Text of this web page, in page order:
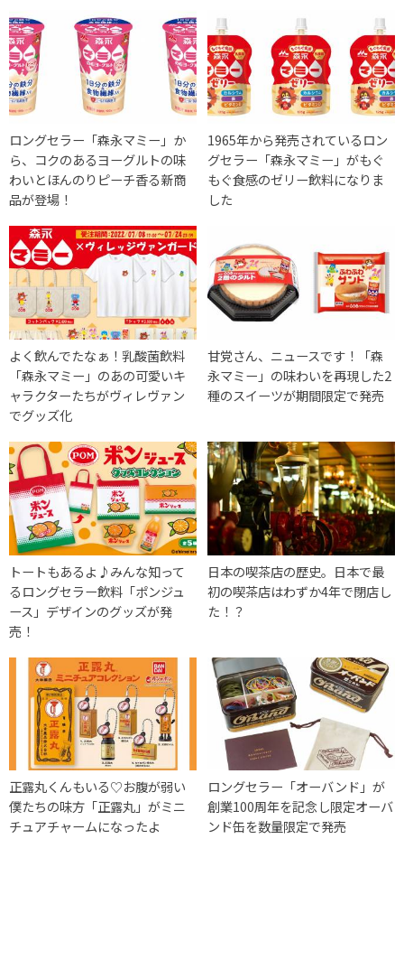
ロングセラー「森永マミー」か
ら、コクのあるヨーグルトの味
わいとほんのりピーチ香る新商
品が登場！
1965年から発売されているロン
グセラー「森永マミー」がもぐ
もぐ食感のゼリー飲料になりま
した
よく飲んでたなぁ！乳酸菌飲料
「森永マミー」のあの可愛いキ
ャラクターたちがヴィレヴァン
でグッズ化
甘党さん、ニュースです！「森
永マミー」の味わいを再現した2
種のスイーツが期間限定で発売
トートもあるよ♪みんな知って
るロングセラー飲料「ポンジュ
ース」デザインのグッズが発
売！
日本の喫茶店の歴史。日本で最
初の喫茶店はわずか4年で閉店し
た！？
正露丸くんもいる♡お腹が弱い
僕たちの味方「正露丸」がミニ
チュアチャームになったよ
ロングセラー「オーバンド」が
創業100周年を記念し限定オーバ
ンド缶を数量限定で発売